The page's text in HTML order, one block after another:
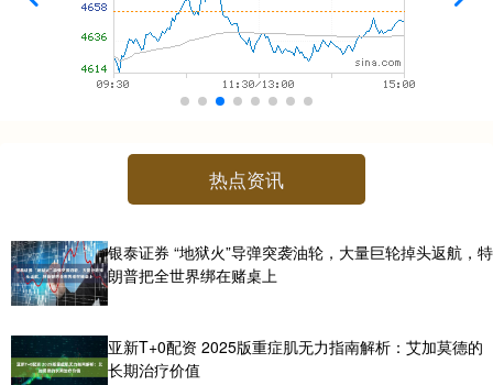
热点资讯
银泰证券 “地狱火”导弹突袭油轮，大量巨轮掉头返航，特
朗普把全世界绑在赌桌上
亚新T+0配资 2025版重症肌无力指南解析：艾加莫德的
长期治疗价值